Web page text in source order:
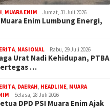
MUARA ENIM Jumat, 31 Juli 2026
Enim Lumbung Energi,
NASIONAL Rabu, 29 Juli 2026
Urat Nadi Kehidupan, PTBA
…
DAERAH HEADLINE MUARA
Selasa, 28 Juli 2026
DPD PSI Muara Enim Ajak